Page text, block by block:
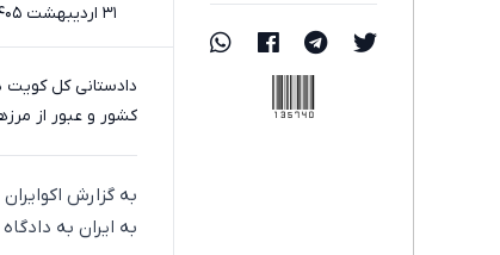
۳۱ اردیبهشت ۱۴۰۵ - ۲۲:۳۶
دادستانی کل کویت
کشور و عبور از
به گزارش
به ایران به